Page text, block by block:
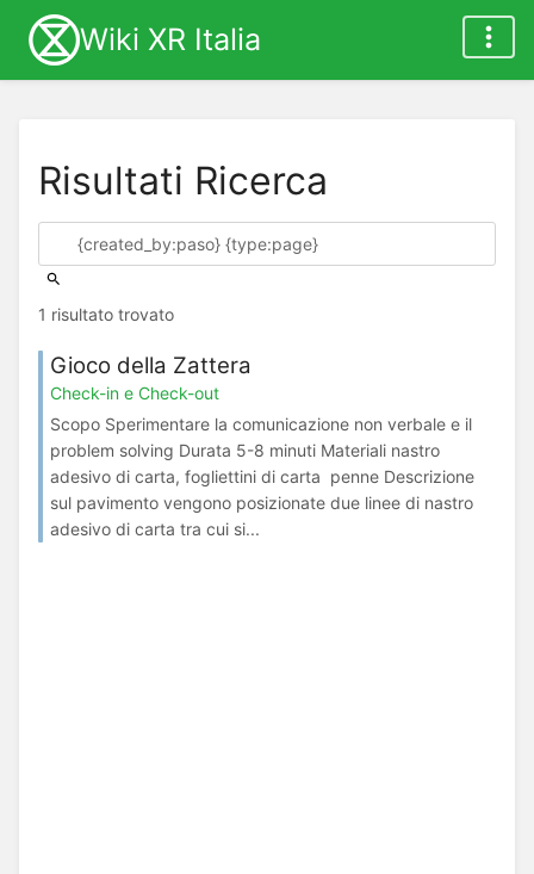
Wiki XR Italia
Risultati Ricerca
1 risultato trovato
Gioco della Zattera
Check-in e Check-out
Scopo Sperimentare la comunicazione non verbale e il
problem solving Durata 5-8 minuti Materiali nastro
adesivo di carta, fogliettini di carta penne Descrizione
sul pavimento vengono posizionate due linee di nastro
adesivo di carta tra cui si...